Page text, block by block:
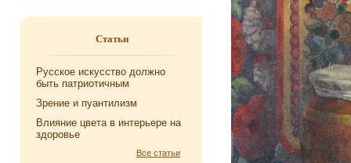
Статьи
Русское искусство должно
быть патриотичным
Зрение и пуантилизм
Влияние цвета в интерьере на
здоровье
Все статьи